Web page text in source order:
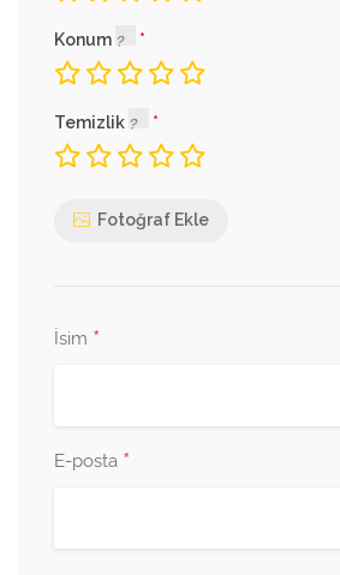
Konum
Temizlik
Fotoğraf Ekle
İsim *
E-posta *